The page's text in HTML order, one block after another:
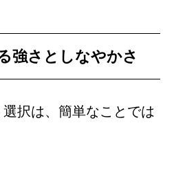
強さとしなやかさ
択は、簡単なことでは